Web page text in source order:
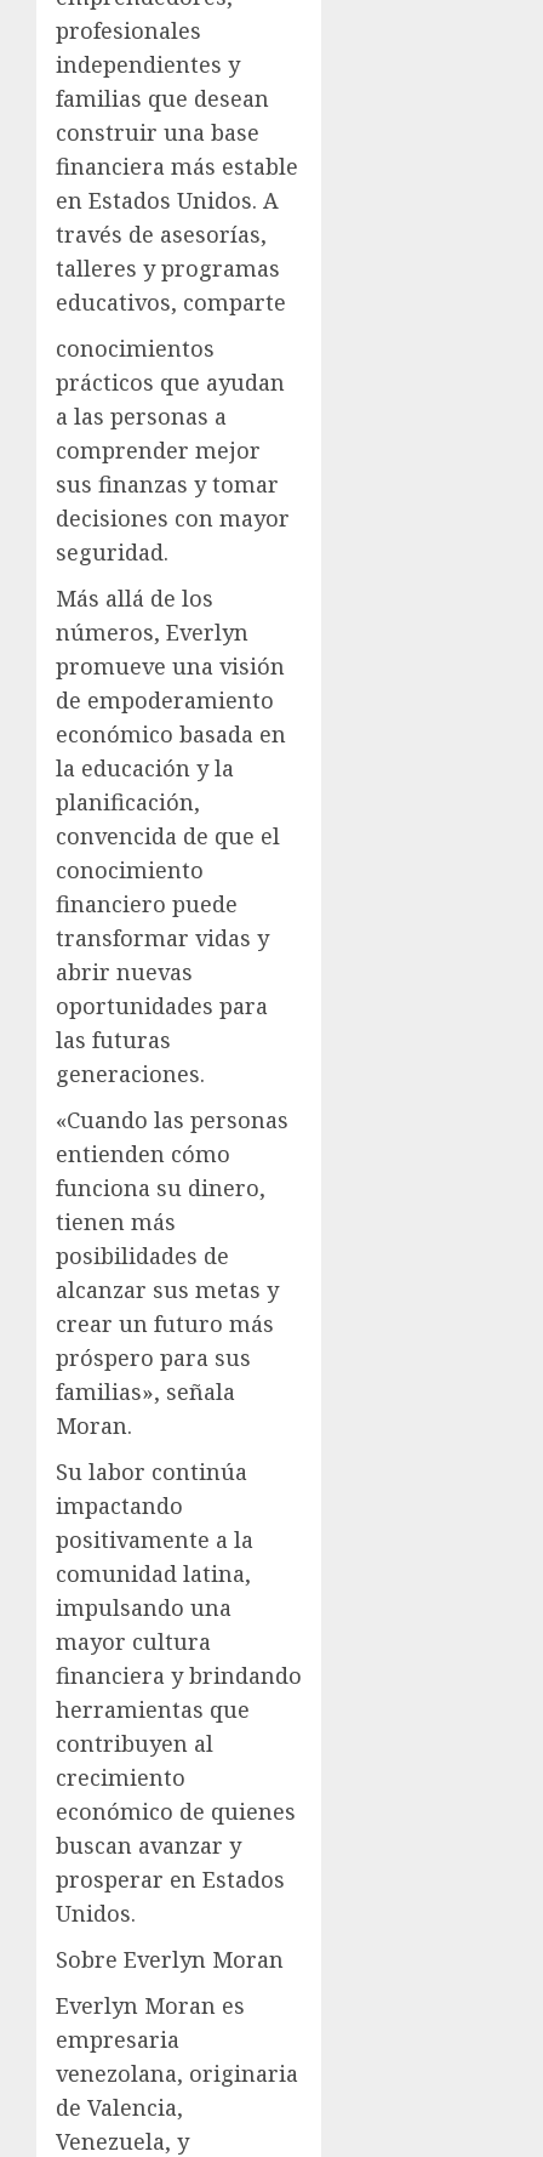
profesionales
independientes y
familias que desean
construir una base
financiera más estable
en Estados Unidos. A
través de asesorías,
talleres y programas
educativos, comparte
conocimientos
prácticos que ayudan
a las personas a
comprender mejor
sus finanzas y tomar
decisiones con mayor
seguridad.
Más allá de los
números, Everlyn
promueve una visión
de empoderamiento
económico basada en
la educación y la
planificación,
convencida de que el
conocimiento
financiero puede
transformar vidas y
abrir nuevas
oportunidades para
las futuras
generaciones.
«Cuando las personas
entienden cómo
funciona su dinero,
tienen más
posibilidades de
alcanzar sus metas y
crear un futuro más
próspero para sus
familias», señala
Moran.
Su labor continúa
impactando
positivamente a la
comunidad latina,
impulsando una
mayor cultura
financiera y brindando
herramientas que
contribuyen al
crecimiento
económico de quienes
buscan avanzar y
prosperar en Estados
Unidos.
Sobre Everlyn Moran
Everlyn Moran es
empresaria
venezolana, originaria
de Valencia,
Venezuela, y